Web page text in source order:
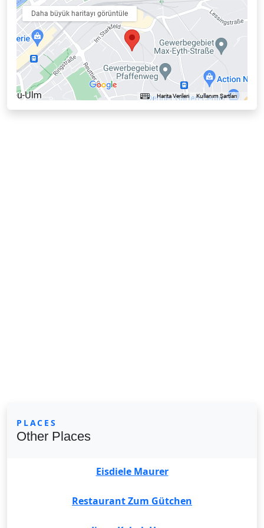
PLACES
Other Places
Eisdiele Maurer
Restaurant Zum Gütchen